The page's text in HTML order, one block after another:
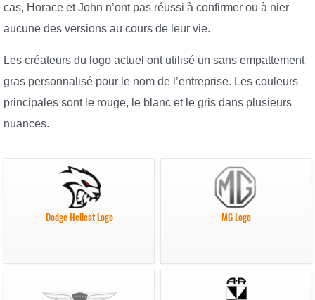
cas, Horace et John n’ont pas réussi à confirmer ou à nier
aucune des versions au cours de leur vie.
Les créateurs du logo actuel ont utilisé un sans empattement
gras personnalisé pour le nom de l’entreprise. Les couleurs
principales sont le rouge, le blanc et le gris dans plusieurs
nuances.
Dodge Hellcat Logo MG Logo